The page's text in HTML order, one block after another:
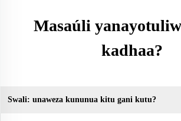
Masaúli
kadhaa?
Swali: unaweza kununua kitu gani kutu?